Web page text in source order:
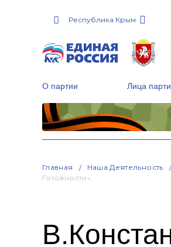
Республика Крым
О партии Лица
Главная Наша Деятельность
Готовности»